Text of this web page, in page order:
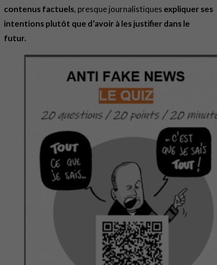
contenus factuels, presque journalistiques expliquer ses
intentions plutôt que d’avoir à les justifier dans le
futur.